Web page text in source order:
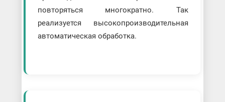
повторяться многократно. Так
реализуется высокопроизводительная
автоматическая обработка.